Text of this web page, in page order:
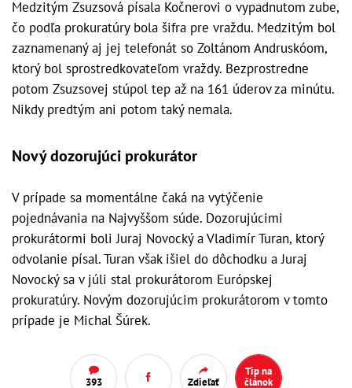
Medzitým Zsuzsová písala Kočnerovi o vypadnutom zube,
čo podľa prokuratúry bola šifra pre vraždu. Medzitým bol
zaznamenaný aj jej telefonát so Zoltánom Andruskóom,
ktorý bol sprostredkovateľom vraždy. Bezprostredne
potom Zsuzsovej stúpol tep až na 161 úderov za minútu.
Nikdy predtým ani potom taký nemala.
Nový dozorujúci prokurátor
V prípade sa momentálne čaká na vytýčenie
pojednávania na Najvyššom súde. Dozorujúcimi
prokurátormi boli Juraj Novocký a Vladimír Turan, ktorý
odvolanie písal. Turan však išiel do dôchodku a Juraj
Novocký sa v júli stal prokurátorom Európskej
prokuratúry. Novým dozorujúcim prokurátorom v tomto
prípade je Michal Šúrek.
393 Zdieľať
Tip na
článok